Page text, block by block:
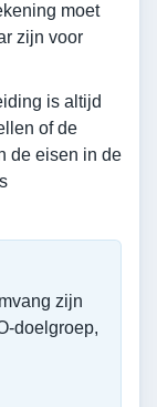
moet
zijn voor
is altijd
of de
de eisen in de
zijn
doelgroep,